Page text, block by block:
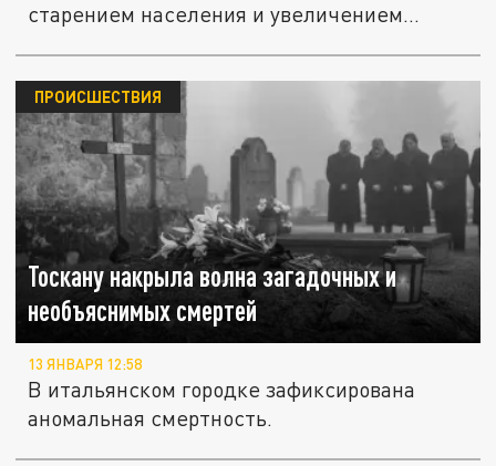
старением населения и увеличением...
Тоскану накрыла волна загадочных и
необъяснимых смертей
ПРОИСШЕСТВИЯ
13 ЯНВАРЯ 12:58
В итальянском городке зафиксирована
аномальная смертность.